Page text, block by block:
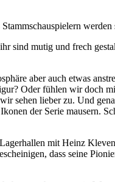
werden
sind mutig und frech
aber auch etwas
Oder fühlen wir doch
sehen lieber zu. Und
der Serie mausern.
mit Heinz
dass seine